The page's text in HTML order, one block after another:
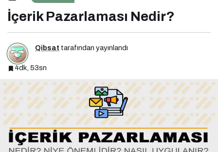
İçerik Pazarlaması Nedir?
Qibsat tarafından yayınlandı
4dk, 53sn